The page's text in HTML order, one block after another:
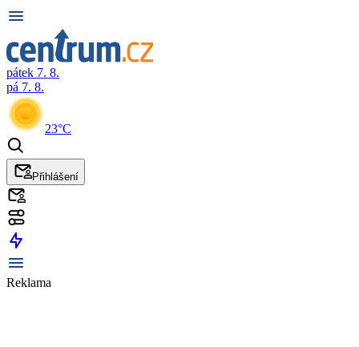
pátek 7. 8.
pá 7. 8.
23°C
Přihlášení
Reklama